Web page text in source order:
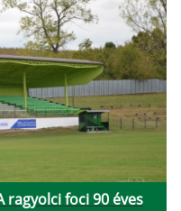
ragyolci foci 90 éves